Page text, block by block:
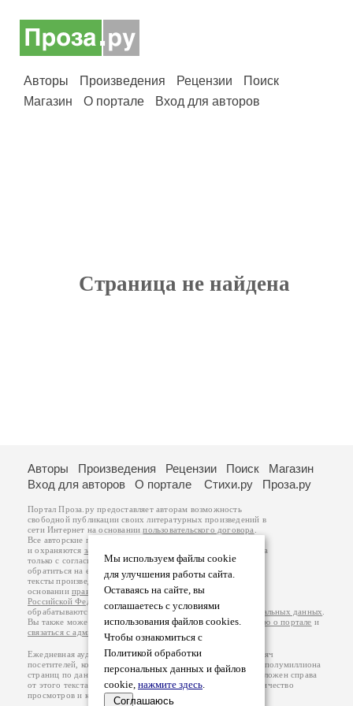
Авторы Произведения Рецензии
Поиск
Магазин
О портале Вход для авторов
Страница не найдена
Мы используем файлы cookie
для улучшения работы сайта.
Оставаясь на сайте, вы
соглашаетесь с условиями
использования файлов cookies.
Чтобы ознакомиться с
Политикой обработки
персональных данных и файлов
cookie, нажмите здесь.
Соглашаюсь
Авторы Произведения Рецензии Поиск
Магазин
Вход для авторов
О портале Стихи.ру Проза.ру
Портал Проза.ру предоставляет авторам возможность
свободной публикации своих литературных произведений в
сети Интернет на основаниипользовательского договора
Все авторские права на произведения принадлежат авторам
и охраняются законом
. Перепечатка произведений возможна
только с согласия его автора, к которому вы можете
обратиться на его авторской странице. Ответственность за
тексты произведений авторы несут самостоятельно на
основанииправил публикацииизаконодательства
Российской Федерации
обрабатываются на основанииПолитики обработки персональных данных
Вы также можете посмотреть более подробнуюинформацию о портале и
связаться с администрацией
Ежедневная аудитория портала Проза.ру – порядка 100 тысяч
посетителей, которые в общей сумме просматривают более полумиллиона
страниц по данным счетчика посещаемости, который расположен справа
от этого текста. В каждой графе указано по две цифры: количество
просмотров и количество посетителей.